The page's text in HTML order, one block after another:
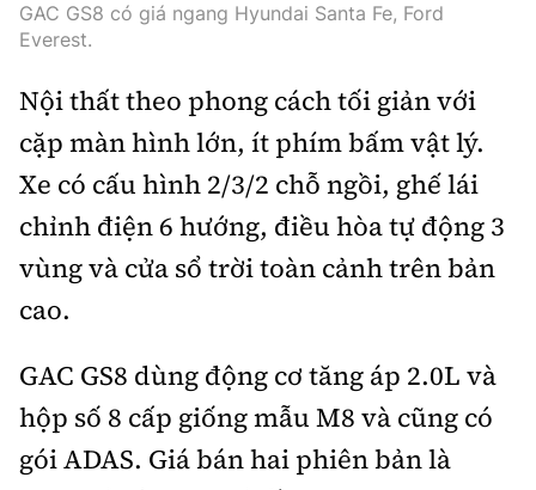
GAC GS8 có giá ngang Hyundai Santa Fe, Ford
Everest.
Nội thất theo phong cách tối giản với
cặp màn hình lớn, ít phím bấm vật lý.
Xe có cấu hình 2/3/2 chỗ ngồi, ghế lái
chỉnh điện 6 hướng, điều hòa tự động 3
vùng và cửa sổ trời toàn cảnh trên bản
cao.
GAC GS8 dùng động cơ tăng áp 2.0L và
hộp số 8 cấp giống mẫu M8 và cũng có
gói ADAS. Giá bán hai phiên bản là